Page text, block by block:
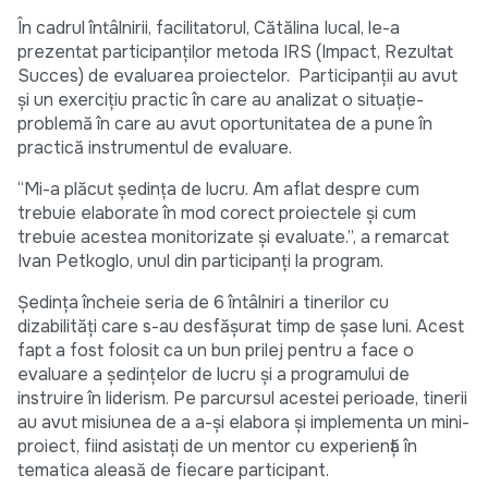
În cadrul întâlnirii, facilitatorul, Cătălina Iucal, le-a
prezentat participanților metoda IRS (Impact, Rezultat
Succes) de evaluarea proiectelor. Participanții au avut
și un exercițiu practic în care au analizat o situație-
problemă în care au avut oportunitatea de a pune în
practică instrumentul de evaluare.
“Mi-a plăcut ședința de lucru. Am aflat despre cum
trebuie elaborate în mod corect proiectele și cum
trebuie acestea monitorizate și evaluate.”, a remarcat
Ivan Petkoglo, unul din participanți la program.
Ședința încheie seria de 6 întâlniri a tinerilor cu
dizabilități care s-au desfășurat timp de șase luni. Acest
fapt a fost folosit ca un bun prilej pentru a face o
evaluare a ședințelor de lucru și a programului de
instruire în liderism. Pe parcursul acestei perioade, tinerii
au avut misiunea de a a-și elabora și implementa un mini-
proiect, fiind asistați de un mentor cu experiență în
tematica aleasă de fiecare participant.